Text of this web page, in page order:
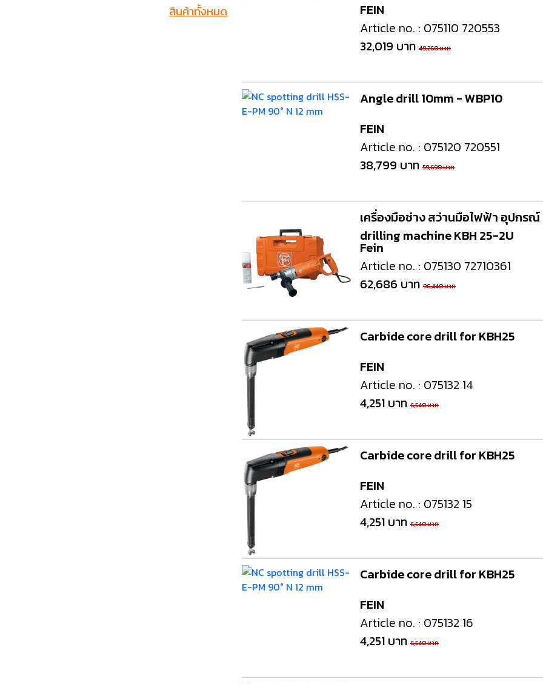
สินค้าทั้งหมด FEIN
Article no. : 075110 720553
32,019 บาท 49,260 บาท
FEIN
Angle drill 10mm - WBP10
Article no. : 075120 720551
38,799 บาท 59,690 บาท
Fein
เครื่องมือช่าง สว่านมือไฟฟ้า อุปกร
drilling machine KBH 25-2U
Article no. : 075130 72710361
62,686 บาท 96,440 บาท
FEIN
Carbide core drill for KBH25
Article no. : 075132 14
4,251 บาท 6,540 บาท
FEIN
Carbide core drill for KBH25
Article no. : 075132 15
4,251 บาท 6,540 บาท
FEIN
Carbide core drill for KBH25
Article no. : 075132 16
4,251 บาท 6,540 บาท